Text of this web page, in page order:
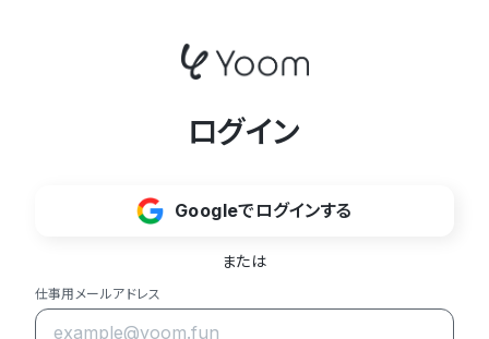
ログイン
Googleでログインする
または
仕事用メールアドレス